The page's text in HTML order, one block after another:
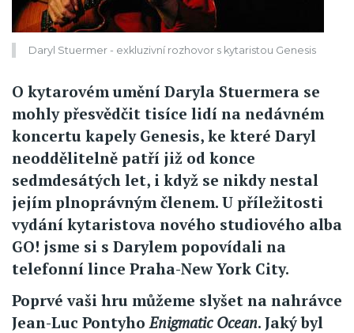
Daryl Stuermer - exkluzivní rozhovor s kytaristou Genesis
O kytarovém umění Daryla Stuermera se
mohly přesvědčit tisíce lidí na nedávném
koncertu kapely Genesis, ke které Daryl
neoddělitelně patří již od konce
sedmdesátých let, i když se nikdy nestal
jejím plnoprávným členem. U příležitosti
vydání kytaristova nového studiového alba
GO! jsme si s Darylem popovídali na
telefonní lince Praha-New York City.
Poprvé vaši hru můžeme slyšet na nahrávce
Jean-Luc Pontyho Enigmatic Ocean. Jaký byl